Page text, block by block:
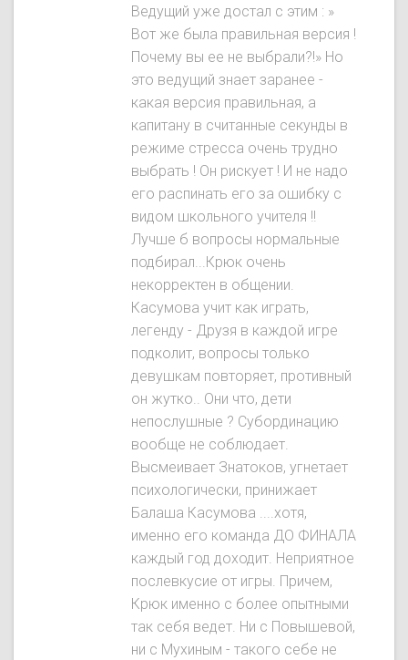
Ведущий уже достал с этим : »
Вот же была правильная версия !
Почему вы ее не выбрали?!» Но
это ведущий знает заранее -
какая версия правильная, а
капитану в считанные секунды в
режиме стресса очень трудно
выбрать ! Он рискует ! И не надо
его распинать его за ошибку с
видом школьного учителя !!
Лучше б вопросы нормальные
подбирал...Крюк очень
некорректен в общении.
Касумова учит как играть,
легенду - Друзя в каждой игре
подколит, вопросы только
девушкам повторяет, противный
он жутко.. Они что, дети
непослушные ? Субординацию
вообще не соблюдает.
Высмеивает Знатокoв, угнетает
психологически, принижает
Балаша Касумова ....хотя,
именно его команда ДО ФИНАЛА
каждый год доходит. Неприятное
послевкусие от игры. Причем,
Крюк именно с более опытными
так себя ведет. Ни с Повышевой,
ни с Мухиным - такого себе не